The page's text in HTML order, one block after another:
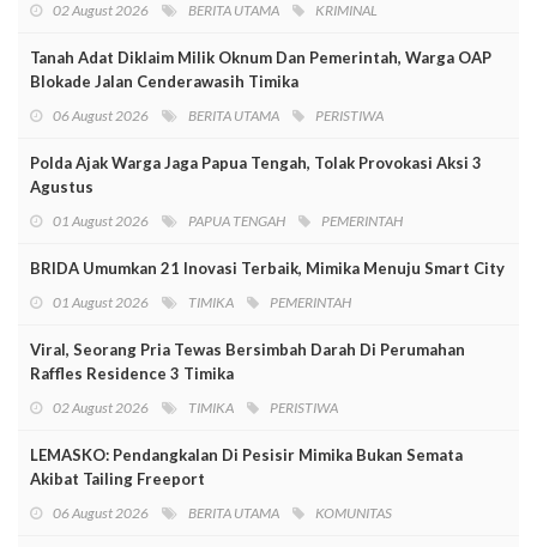
02 August 2026 BERITA UTAMA KRIMINAL
Tanah Adat Diklaim Milik Oknum Dan Pemerintah, Warga OAP
Blokade Jalan Cenderawasih Timika
06 August 2026 BERITA UTAMA PERISTIWA
Polda Ajak Warga Jaga Papua Tengah, Tolak Provokasi Aksi 3
Agustus
01 August 2026 PAPUA TENGAH PEMERINTAH
BRIDA Umumkan 21 Inovasi Terbaik, Mimika Menuju Smart City
01 August 2026 TIMIKA PEMERINTAH
Viral, Seorang Pria Tewas Bersimbah Darah Di Perumahan
Raffles Residence 3 Timika
02 August 2026 TIMIKA PERISTIWA
LEMASKO: Pendangkalan Di Pesisir Mimika Bukan Semata
Akibat Tailing Freeport
06 August 2026 BERITA UTAMA KOMUNITAS